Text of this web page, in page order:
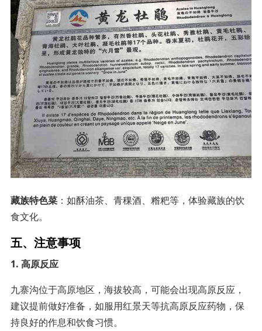
藏族特色菜：如酥油茶、青稞酒、糌粑等，体验藏族的饮
食文化。
五、注意事项
1. 高原反应
九寨沟位于高原地区，海拔较高，可能会出现高原反应，
建议提前做好准备，如服用红景天等抗高原反应药物，保
持良好的作息和饮食习惯。